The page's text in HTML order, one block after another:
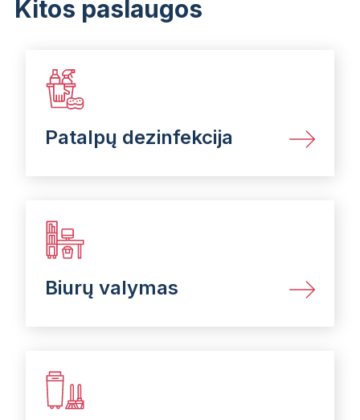
Kitos paslaugos
Patalpų dezinfekcija
Biurų valymas